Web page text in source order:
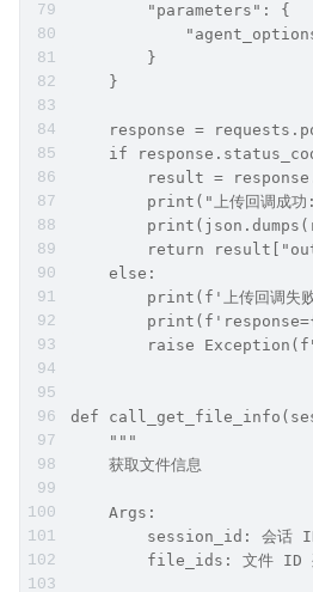
"parameters": {
"agent_options":
}
}
response =
if response.status_code
result =
print("上传回调成功
return
else:
print(f'上传回调失败:
raise Exception(f"上传
def
"""
获取文件信息
Args:
session_id: 会话
file_ids: 文件 ID